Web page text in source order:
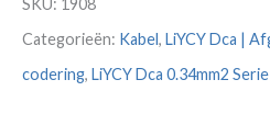
Categorieën: Kabel, LiYCY Dca |
codering, LiYCY Dca 0.34mm2 Serie